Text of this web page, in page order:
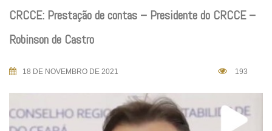
CRCCE: Prestação de contas – Presidente do CRCCE –
Robinson de Castro
18 DE NOVEMBRO DE 2021 193